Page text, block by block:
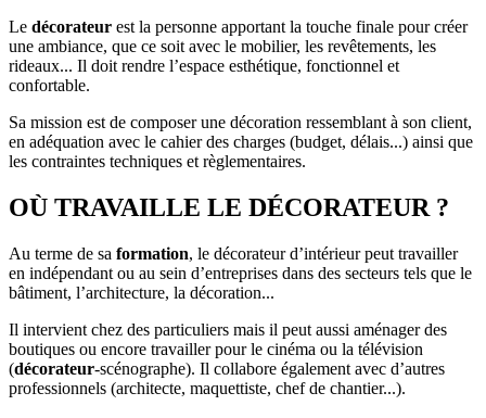
Le décorateur est la personne apportant la touche finale pour créer
une ambiance, que ce soit avec le mobilier, les revêtements, les
rideaux... Il doit rendre l’espace esthétique, fonctionnel et
confortable.
Sa mission est de composer une décoration ressemblant à son client,
en adéquation avec le cahier des charges (budget, délais...) ainsi que
les contraintes techniques et règlementaires.
OÙ TRAVAILLE LE DÉCORATEUR ?
Au terme de sa formation, le décorateur d’intérieur peut travailler
en indépendant ou au sein d’entreprises dans des secteurs tels que le
bâtiment, l’architecture, la décoration...
Il intervient chez des particuliers mais il peut aussi aménager des
boutiques ou encore travailler pour le cinéma ou la télévision
(décorateur-scénographe). Il collabore également avec d’autres
professionnels (architecte, maquettiste, chef de chantier...).